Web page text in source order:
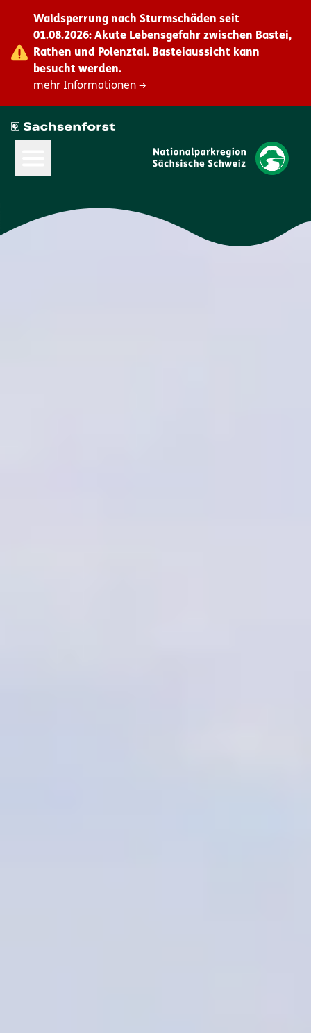
Waldsperrung nach Sturmschäden seit
01.08.2026: Akute Lebensgefahr zwischen Bastei,
Rathen und Polenztal. Basteiaussicht kann
besucht werden.
mehr Informationen →